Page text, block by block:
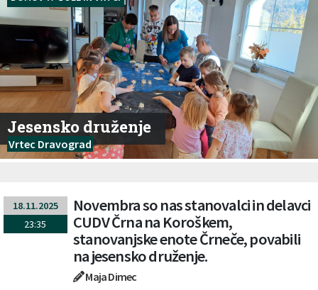
Jesensko druženje
Vrtec Dravograd
18.11.2025
23:35
Novembra so nas stanovalci in delavci
CUDV Črna na Koroškem,
stanovanjske enote Črneče, povabili
na jesensko druženje.
Maja Dimec